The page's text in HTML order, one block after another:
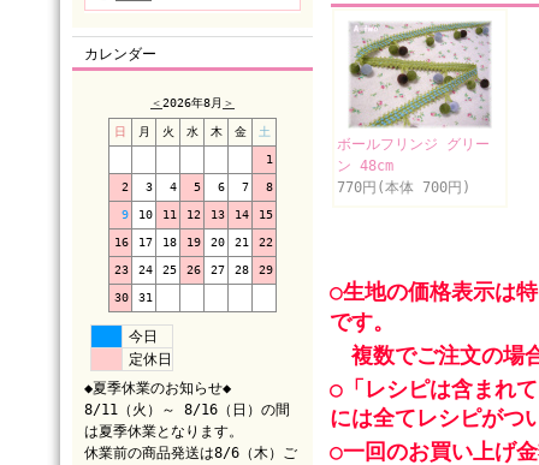
カレンダー
＜2026年8月 ＞
日 月 火 水 木 金 土
1
2 3 4 5 6 7 8
9 10 11 12 13 14 15
16 17 18 19 20 21 22
23 24 25 26 27 28 29
30 31
今日
定休日
◆夏季休業のお知らせ◆
8/11（火）～ 8/16（日）の間
は夏季休業となります。
休業前の商品発送は8/6（木）ご
ボールフリンジ グリー
ン 48cm
770円(本体 700円)
○生地の価格表示は
です。
複数でご注文の場
○「レシピは含まれ
には全てレシピがつ
○一回のお買い上げ